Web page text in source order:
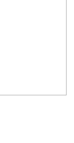
書籍・雑誌の編集経
まですべての工程に
断士、住宅ローンア